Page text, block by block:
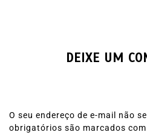
DEIXE UM
O seu endereço de e-mail não
obrigatórios são marcados com